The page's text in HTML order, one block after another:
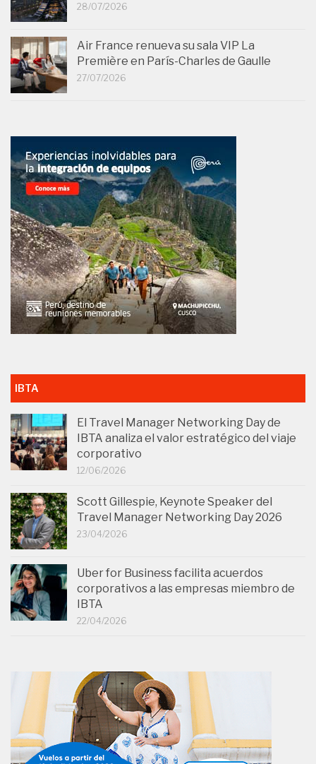
28/07/2026
Air France renueva su sala VIP La
Première en París-Charles de Gaulle
27/07/2026
IBTA
El Travel Manager Networking Day de
IBTA analiza el valor estratégico del viaje
corporativo
12/06/2026
Scott Gillespie, Keynote Speaker del
Travel Manager Networking Day 2026
23/04/2026
Uber for Business facilita acuerdos
corporativos a las empresas miembro de
IBTA
22/04/2026